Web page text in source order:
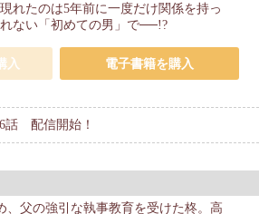
れたのは5年前に一度だけ関係を持っ
ない「初めての男」で──!?
入 電子書籍を購入
話 配信開始！
、父の強引な執事教育を受けた柊。高